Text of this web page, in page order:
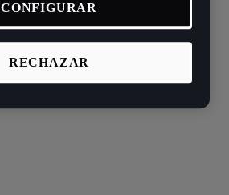
RECHAZAR
CONFIGURAR